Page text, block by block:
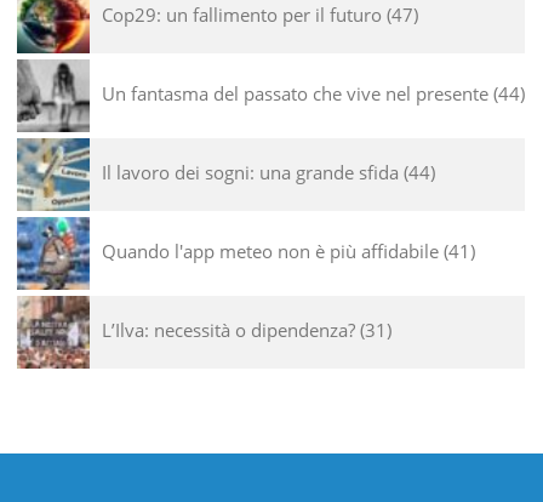
Cop29: un fallimento per il futuro 47
Un fantasma del passato che vive nel presente 44
Il lavoro dei sogni: una grande sfida 44
Quando l'app meteo non è più affidabile 41
L’Ilva: necessità o dipendenza? 31